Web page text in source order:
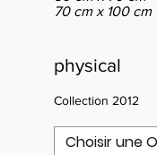
70 cm x 100 cm
physical
Collection 2012
Choisir une